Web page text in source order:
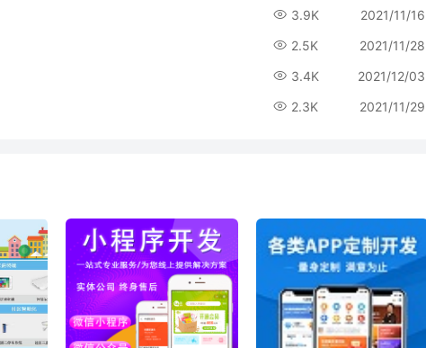
3.9K 2021/11/16
2.5K 2021/11/28
3.4K 2021/12/03
2.3K 2021/11/29